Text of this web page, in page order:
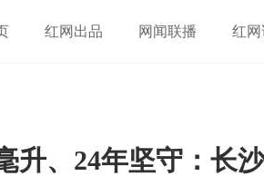
红网出品 网闻联播 红网
升、24年坚守：长